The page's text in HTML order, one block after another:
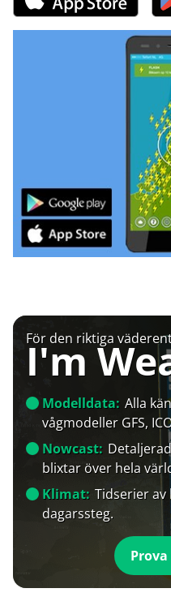
För den riktiga
I'm
Modelldata: Alla
vågmodeller GFS,
Nowcast:
blixtar över hela
Klimat: Tidserier av
dagarssteg.